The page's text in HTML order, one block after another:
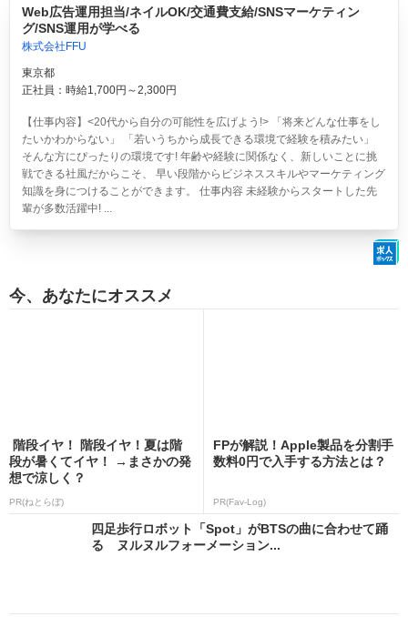
Web広告運用担当/ネイルOK/交通費支給/SNSマーケティン
グ/SNS運用が学べる
株式会社FFU
東京都
正社員：時給1,700円～2,300円
【仕事内容】<20代から自分の可能性を広げよう!> 「将来どんな仕事をし
たいかわからない」 「若いうちから成長できる環境で経験を積みたい」
そんな方にぴったりの環境です! 年齢や経験に関係なく、新しいことに挑
戦できる社風だからこそ、 早い段階からビジネススキルやマーケティング
知識を身につけることができます。 仕事内容 未経験からスタートした先
輩が多数活躍中! ...
今、あなたにオススメ
階段イヤ！ 階段イヤ！夏は階
段が暑くてイヤ！ →まさかの発
想で涼しく？
PR(ねとらぼ)
FPが解説！Apple製品を分割手
数料0円で入手する方法とは？
PR(Fav-Log)
四足歩行ロボット「Spot」がBTSの曲に合わせて踊
る ヌルヌルフォーメーション...